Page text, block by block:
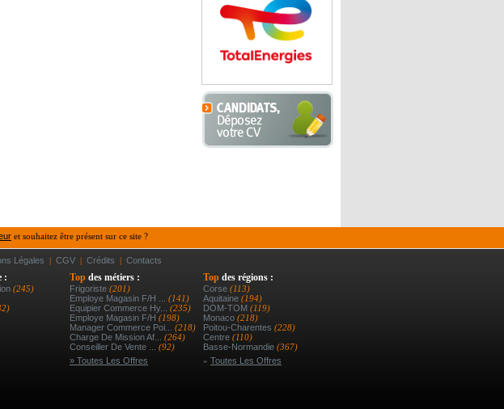
et souhaitez être présent sur ce site ?
Légales | CGV | Crédits | Contacts
:
(245)
Top des métiers :
Frigoriste (201)
Employe Magasin F/h ... (141)
Equipier Commerce Hy... (235)
Employe Magasin F/h (198)
Manager Commerce Poi... (218)
Charge De Mission Af... (264)
Conseiller De Vente ... (92)
» Toutes Les Offres
Top des régions :
Corse (113)
Aquitaine (194)
DOM-TOM (119)
Monaco (218)
Poitou-Charentes (228)
Centre (110)
Basse-Normandie (367)
» Toutes Les Offres